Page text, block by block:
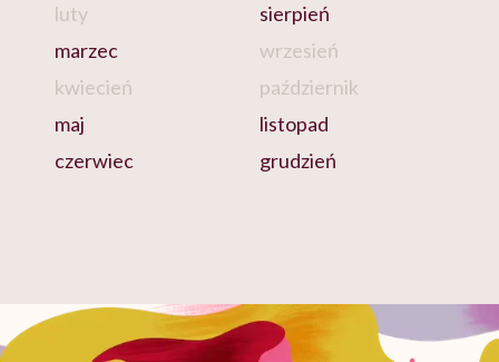
luty
marzec
kwiecień
maj
czerwiec
sierpień
wrzesień
październik
listopad
grudzień